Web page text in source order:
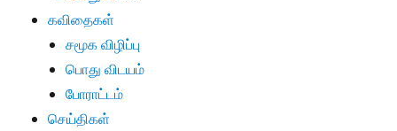
கவிதைகள்
சமூக விழிப்பு
பொது விடயம்
போராட்டம்
செய்திகள்